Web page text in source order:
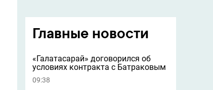
Главные новости
«Галатасарай» договорился об
условиях контракта с Батраковым
09:38